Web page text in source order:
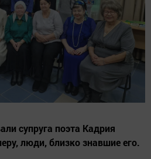
супруга поэта Кадрия
люди, близко знавшие его.